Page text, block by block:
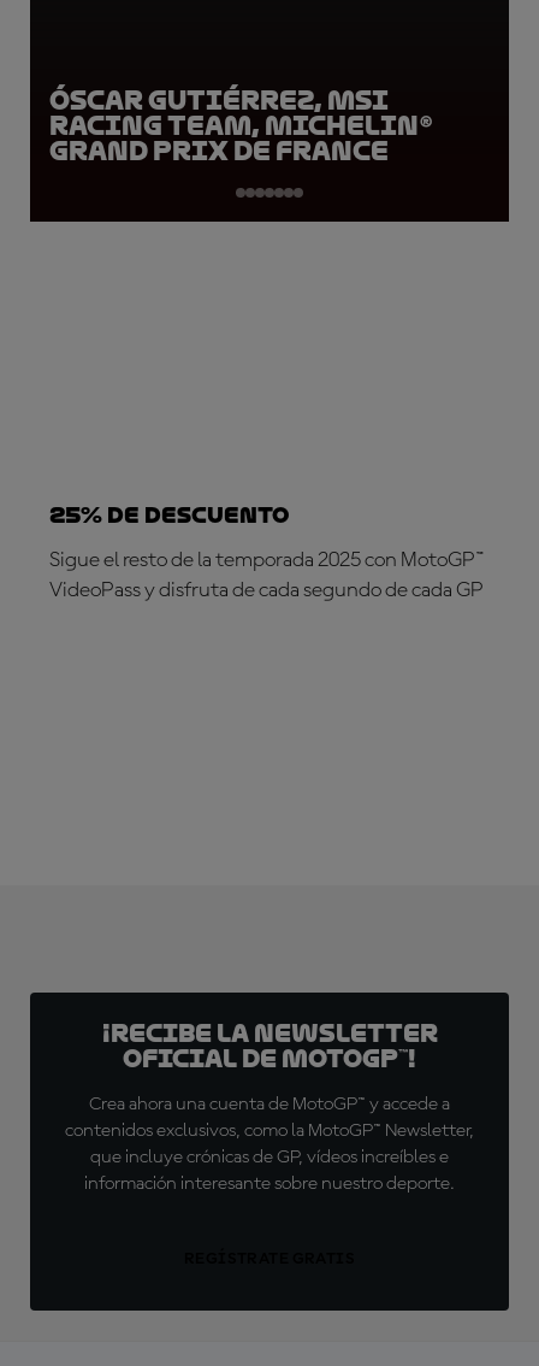
Óscar Gutiérrez, MSI
Racing Team, Michelin®
Grand Prix de France
25% DE DESCUENTO
Sigue el resto de la temporada 2025 con MotoGP™
VideoPass y disfruta de cada segundo de cada GP
¡Recibe la Newsletter
oficial de MotoGP™!
Crea ahora una cuenta de MotoGP™ y accede a
contenidos exclusivos, como la MotoGP™ Newsletter,
que incluye crónicas de GP, vídeos increíbles e
información interesante sobre nuestro deporte.